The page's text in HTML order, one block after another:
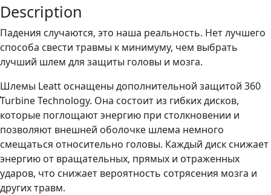
Description
Падения случаются, это наша реальность. Нет лучшего
способа свести травмы к минимуму, чем выбрать
лучший шлем для защиты головы и мозга.
Шлемы Leatt оснащены дополнительной защитой 360
̊Turbine Technology. Она состоит из гибких дисков,
которые поглощают энергию при столкновении и
позволяют внешней оболочке шлема немного
смещаться относительно головы. Каждый диск снижает
энергию от вращательных, прямых и отраженных
ударов, что снижает вероятность сотрясения мозга и
других травм.